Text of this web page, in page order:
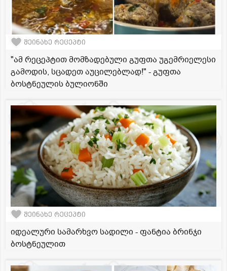
შეინახე რეცეპტი
"ამ რეცეპტით მომზადებული გუფთა უგემრიელესი
გამოდის, სცადეთ აუცილებლად!" - გუფთა
ბოსტნეულის ბულიონში
შეინახე რეცეპტი
იდეალური სამარხვო სადილი - ფანტია ბრინჯი
ბოსტნეულით